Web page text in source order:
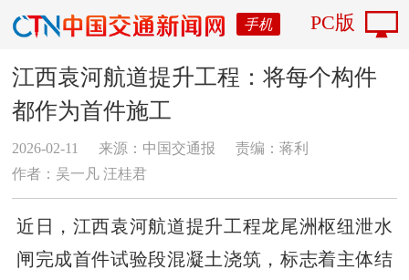
手机 PC版
江西袁河航道提升工程：将每个构件
都作为首件施工
2026-02-11 来源：中国交通报
责编：蒋利
作者：吴一凡 汪桂君
近日，江西袁河航道提升工程龙尾洲枢纽泄水
闸完成首件试验段混凝土浇筑，标志着主体结